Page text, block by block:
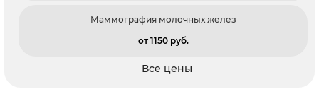
Маммография молочных желез
от 1150 pуб.
Все цены